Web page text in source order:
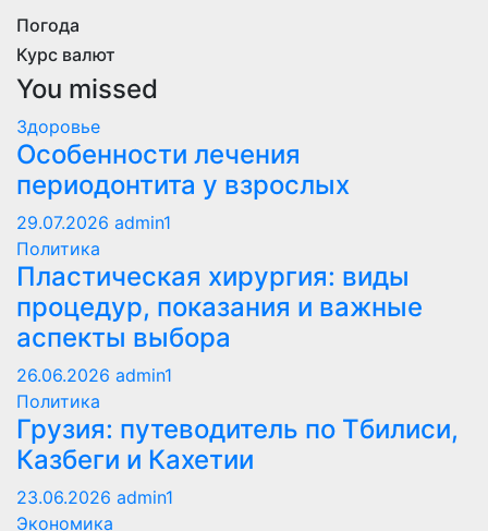
Погода
Курс валют
You missed
Здоровье
Особенности лечения
периодонтита у взрослых
29.07.2026 admin1
Политика
Пластическая хирургия: виды
процедур, показания и важные
аспекты выбора
26.06.2026 admin1
Политика
Грузия: путеводитель по Тбилиси,
Казбеги и Кахетии
23.06.2026 admin1
Экономика